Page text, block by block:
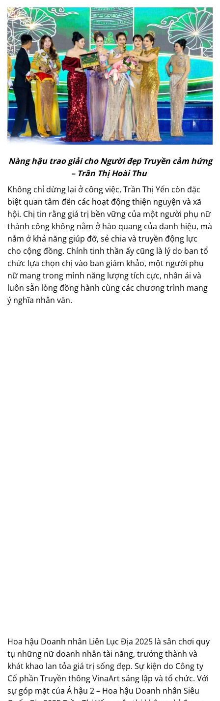
Nàng hậu trao giải cho Người đẹp Truyền cảm hứng
– Trần Thị Hoài Thu
Không chỉ dừng lại ở công việc, Trần Thị Yến còn đặc
biệt quan tâm đến các hoạt động thiện nguyện và xã
hội. Chị tin rằng giá trị bền vững của một người phụ nữ
thành công không nằm ở hào quang của danh hiệu, mà
nằm ở khả năng giúp đỡ, sẻ chia và truyền động lực
cho cộng đồng. Chính tinh thần ấy cũng là lý do ban tổ
chức lựa chọn chị vào ban giám khảo, một người phụ
nữ mang trong mình năng lượng tích cực, nhân ái và
luôn sẵn lòng đồng hành cùng các chương trình mang
ý nghĩa nhân văn.
Hoa hậu Doanh nhân Liên Lục Địa 2025 là sân chơi quy
tụ những nữ doanh nhân tài năng, trưởng thành và
khát khao lan tỏa giá trị sống đẹp. Sự kiện do Công ty
Cổ phần Truyền thông VinaArt sáng lập và tổ chức. Với
sự góp mặt của Á hậu 2 – Hoa hậu Doanh nhân Siêu